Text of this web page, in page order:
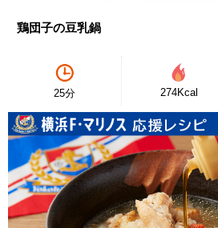
鶏団子の豆乳鍋
25分 274Kcal